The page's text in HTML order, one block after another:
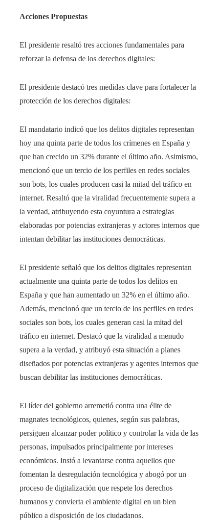
Acciones Propuestas
El presidente resaltó tres acciones fundamentales para
reforzar la defensa de los derechos digitales:
El presidente destacó tres medidas clave para fortalecer la
protección de los derechos digitales:
El mandatario indicó que los delitos digitales representan
hoy una quinta parte de todos los crímenes en España y
que han crecido un 32% durante el último año. Asimismo,
mencionó que un tercio de los perfiles en redes sociales
son bots, los cuales producen casi la mitad del tráfico en
internet. Resaltó que la viralidad frecuentemente supera a
la verdad, atribuyendo esta coyuntura a estrategias
elaboradas por potencias extranjeras y actores internos que
intentan debilitar las instituciones democráticas.
El presidente señaló que los delitos digitales representan
actualmente una quinta parte de todos los delitos en
España y que han aumentado un 32% en el último año.
Además, mencionó que un tercio de los perfiles en redes
sociales son bots, los cuales generan casi la mitad del
tráfico en internet. Destacó que la viralidad a menudo
supera a la verdad, y atribuyó esta situación a planes
diseñados por potencias extranjeras y agentes internos que
buscan debilitar las instituciones democráticas.
El líder del gobierno arremetió contra una élite de
magnates tecnológicos, quienes, según sus palabras,
persiguen alcanzar poder político y controlar la vida de las
personas, impulsados principalmente por intereses
económicos. Instó a levantarse contra aquellos que
fomentan la desregulación tecnológica y abogó por un
proceso de digitalización que respete los derechos
humanos y convierta el ambiente digital en un bien
público a disposición de los ciudadanos.